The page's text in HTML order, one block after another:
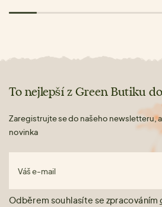
To nejlepší z Green Butiku
Zaregistrujte se do našeho newsletteru,
novinka
Váš e-mail
Odběrem souhlasíte se zpracováním